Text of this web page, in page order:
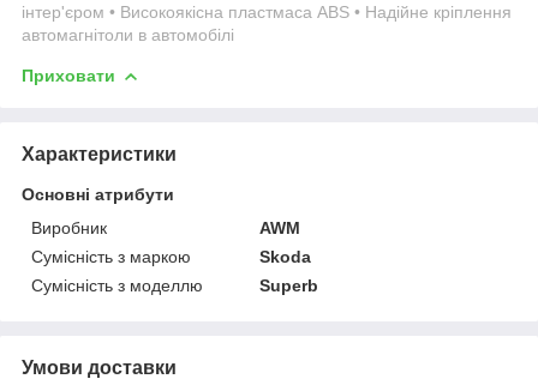
інтер'єром • Високоякісна пластмаса ABS • Надійне кріплення
автомагнітоли в автомобілі
Приховати
Характеристики
Основні атрибути
Виробник
AWM
Сумісність з маркою
Skoda
Сумісність з моделлю
Superb
Умови доставки